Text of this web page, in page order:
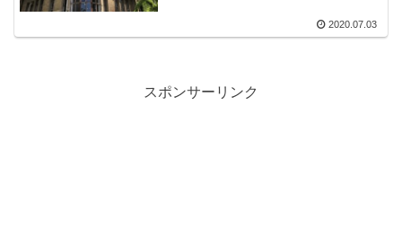
2020.07.03
スポンサーリンク